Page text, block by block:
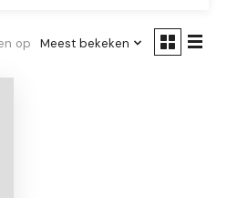
op Meest bekeken